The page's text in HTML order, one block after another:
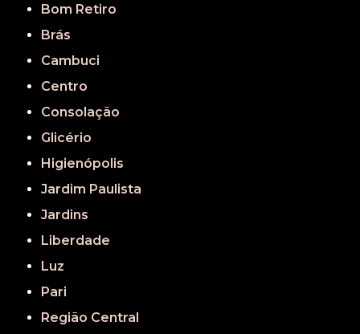
Bom Retiro
Brás
Cambuci
Centro
Consolação
Glicério
Higienópolis
Jardim Paulista
Jardins
Liberdade
Luz
Pari
Região Central